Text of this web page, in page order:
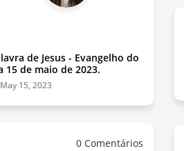
de Jesus - Evangelho do
15 de maio de 2023.
May 15, 2023
0 Comentários